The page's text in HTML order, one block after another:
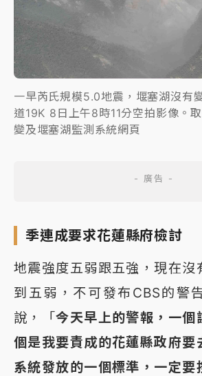
一早芮氏規模5.0地震，堰塞湖沒有
道19K 8日上午8時11分空拍影像。
變及堰塞湖監測系統網頁
季連成要求花蓮縣府檢討
地震強度五弱跟五強，現在沒
到五弱，不可發布CBS的警
說，「今天早上的警報，一個
個是我要責成的花蓮縣政府要
系統發放的一個標準，一定要